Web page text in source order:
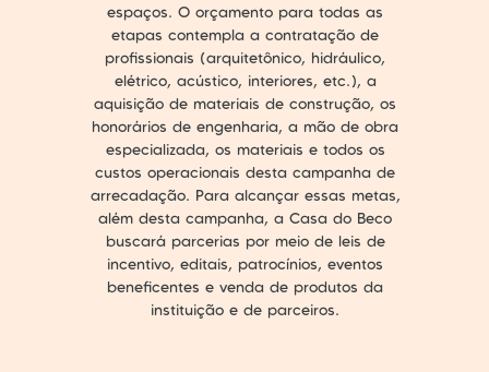
espaços. O orçamento para todas as
etapas contempla a contratação de
profissionais (arquitetônico, hidráulico,
elétrico, acústico, interiores, etc.), a
aquisição de materiais de construção, os
honorários de engenharia, a mão de obra
especializada, os materiais e todos os
custos operacionais desta campanha de
arrecadação. Para alcançar essas metas,
além desta campanha, a Casa do Beco
buscará parcerias por meio de leis de
incentivo, editais, patrocínios, eventos
beneficentes e venda de produtos da
instituição e de parceiros.